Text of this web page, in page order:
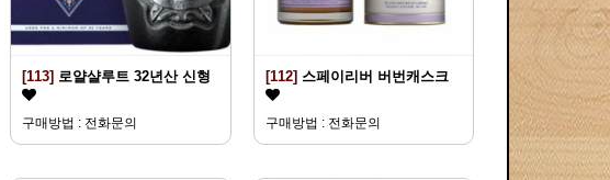
[113] 로얄샬루트 32년산 신형
구매방법 : 전화문의
[112] 스페이리버 버번캐스크
구매방법 : 전화문의